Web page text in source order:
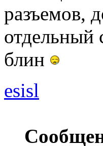
разъемов,
отдельный
блин
esisl